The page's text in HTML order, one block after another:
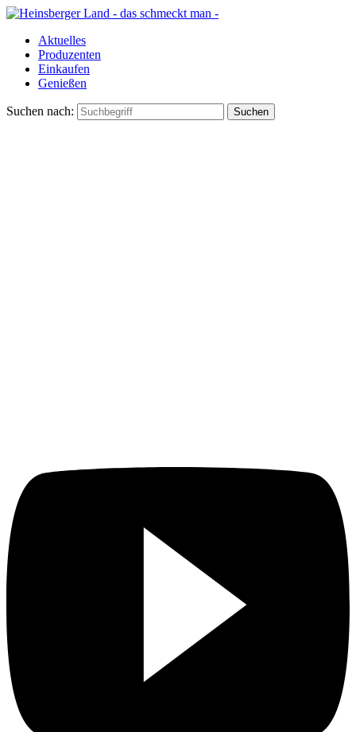
Aktuelles
Produzenten
Einkaufen
Genießen
Suchen nach: